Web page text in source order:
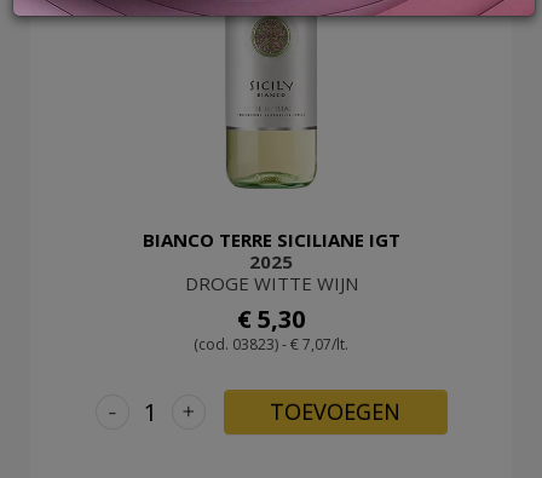
BIANCO TERRE SICILIANE IGT
2025
DROGE WITTE WIJN
€ 5,30
(cod. 03823) - € 7,07/lt.
+
- TOEVOEGEN